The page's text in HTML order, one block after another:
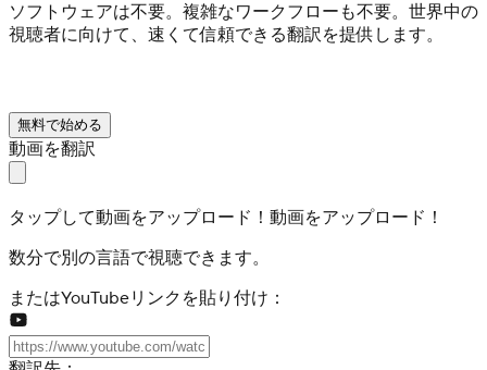
ソフトウェアは不要。複雑なワークフローも不要。世界中の
視聴者に向けて、速くて信頼できる翻訳を提供します。
無料で始める
動画を翻訳
タップして動画をアップロード！ 動画をアップロード！
数分で別の言語で視聴できます。
またはYouTubeリンクを貼り付け：